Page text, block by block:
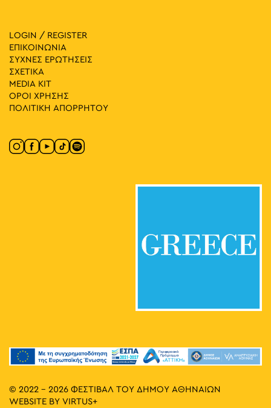
LOGIN / REGISTER
ΕΠΙΚΟΙΝΩΝΙΑ
ΣΥΧΝΕΣ ΕΡΩΤΗΣΕΙΣ
ΣΧΕΤΙΚΑ
MEDIA ΚIT
ΟΡΟΙ ΧΡΗΣΗΣ
ΠΟΛΙΤΙΚΗ ΑΠΟΡΡΗΤΟΥ
© 2022 - 2026 ΦΕΣΤΙΒΑΛ ΤΟΥ ΔΗΜΟΥ ΑΘΗΝΑΙΩΝ
WEBSITE BY VIRTUS+